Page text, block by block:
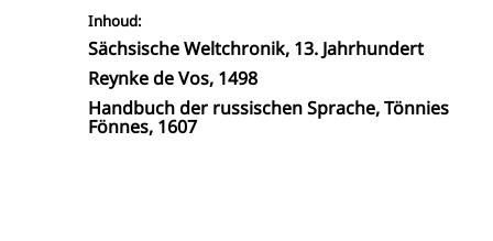
Inhoud:
Sächsische Weltchronik, 13. Jahrhundert
Reynke de Vos, 1498
Handbuch der russischen Sprache, Tönnies
Fönnes, 1607